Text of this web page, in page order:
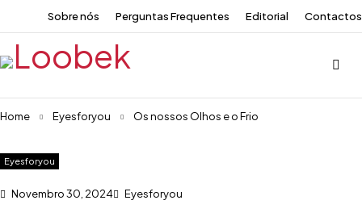
Sobre nós Perguntas Frequentes Editorial Contactos
Home Eyesforyou Os nossos Olhos e o Frio
Eyesforyou
Novembro 30, 2024 Eyesforyou